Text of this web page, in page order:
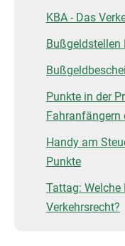
KBA - Das
Bußgeldstellen
Punkte in der
Fahranfängern
Handy am
Punkte
Tattag:
Verkehrsrecht?